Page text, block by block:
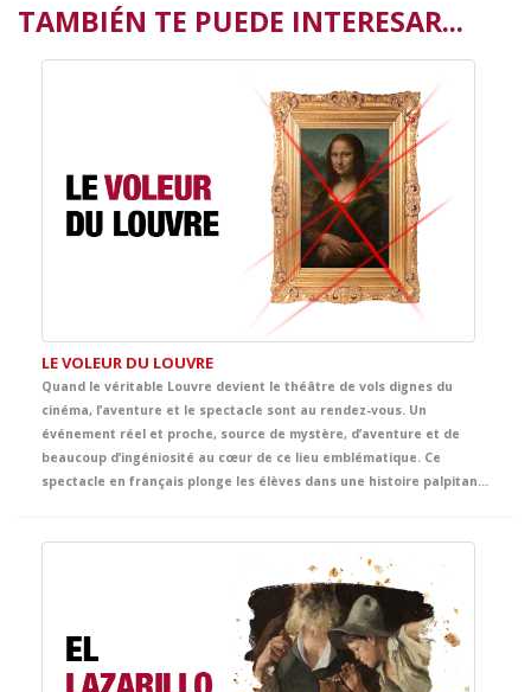
TAMBIÉN TE PUEDE INTERESAR...
LE VOLEUR DU LOUVRE
Quand le véritable Louvre devient le théâtre de vols dignes du
cinéma, l’aventure et le spectacle sont au rendez-vous. Un
événement réel et proche, source de mystère, d’aventure et de
beaucoup d’ingéniosité au cœur de ce lieu emblématique. Ce